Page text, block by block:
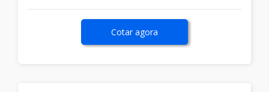
Cotar agora